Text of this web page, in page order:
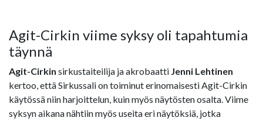
Agit-Cirkin viime syksy oli tapahtumia
täynnä
Agit-Cirkin sirkustaiteilija ja akrobaatti Jenni Lehtinen
kertoo, että Sirkussali on toiminut erinomaisesti Agit-Cirkin
käytössä niin harjoittelun, kuin myös näytösten osalta. Viime
syksyn aikana nähtiin myös useita eri näytöksiä, jotka